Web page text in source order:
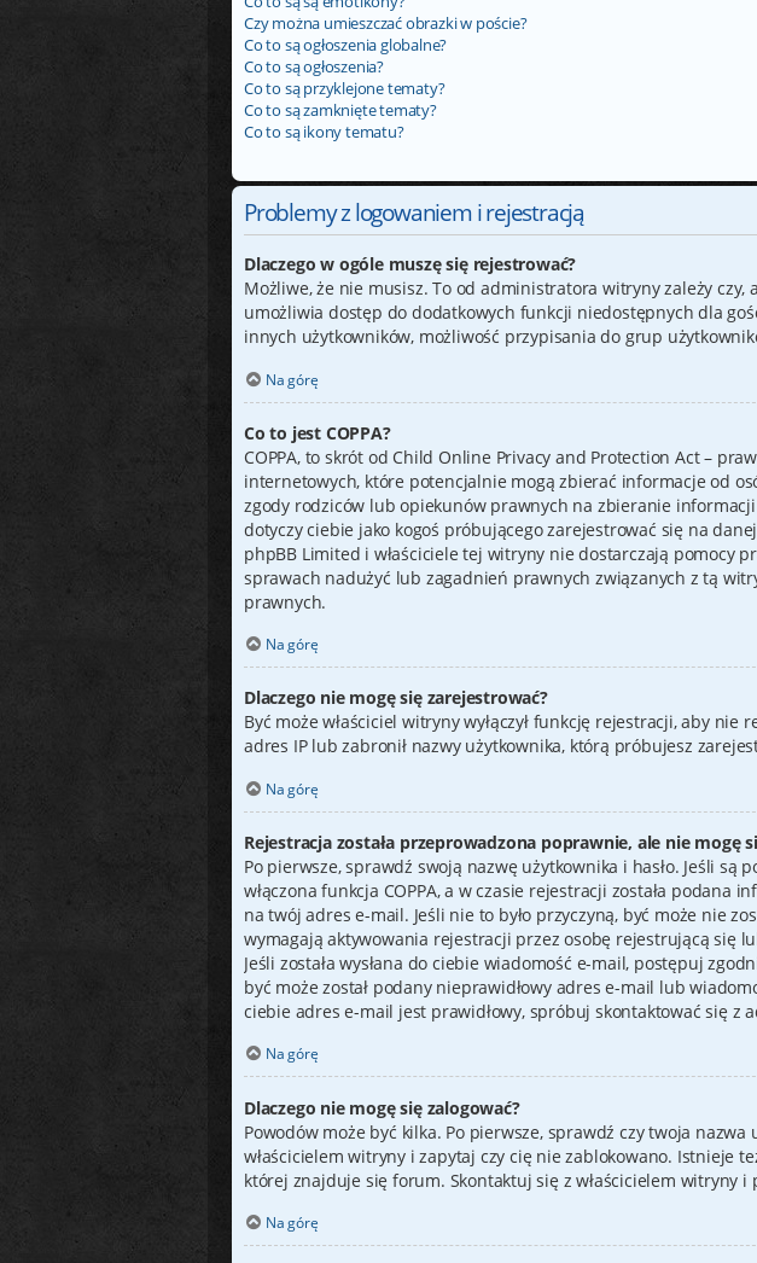
Czy można umieszczać obrazki w poście?
Co to są ogłoszenia globalne?
Co to są ogłoszenia?
Co to są przyklejone tematy?
Co to są zamknięte tematy?
Co to są ikony tematu?
Problemy z logowaniem i rejestracją
Dlaczego w ogóle muszę się rejestrować?
Możliwe, że nie musisz. To od administratora witryny zależy
umożliwia dostęp do dodatkowych funkcji niedostępnych dla
innych użytkowników, możliwość przypisania do grup
Na górę
Co to jest COPPA?
COPPA, to skrót od Child Online Privacy and Protection Act –
internetowych, które potencjalnie mogą zbierać informacje od
zgody rodziców lub opiekunów prawnych na zbieranie
dotyczy ciebie jako kogoś próbującego zarejestrować się na
phpBB Limited i właściciele tej witryny nie dostarczają pomocy
sprawach nadużyć lub zagadnień prawnych związanych z tą
prawnych.
Na górę
Dlaczego nie mogę się zarejestrować?
Być może właściciel witryny wyłączył funkcję rejestracji, aby nie
adres IP lub zabronił nazwy użytkownika, którą próbujesz
Na górę
Rejestracja została przeprowadzona poprawnie, ale nie mogę
Po pierwsze, sprawdź swoją nazwę użytkownika i hasło. Jeśli
włączona funkcja COPPA, a w czasie rejestracji została podana
na twój adres e-mail. Jeśli nie to było przyczyną, być może nie
wymagają aktywowania rejestracji przez osobę rejestrującą się
Jeśli została wysłana do ciebie wiadomość e-mail, postępuj
być może został podany nieprawidłowy adres e-mail lub
ciebie adres e-mail jest prawidłowy, spróbuj skontaktować się z
Na górę
Dlaczego nie mogę się zalogować?
Powodów może być kilka. Po pierwsze, sprawdź czy twoja
właścicielem witryny i zapytaj czy cię nie zablokowano. Istnieje
której znajduje się forum. Skontaktuj się z właścicielem witryny
Na górę